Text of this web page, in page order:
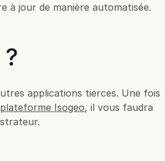
à jour de manière automatisée.
applications tierces. Une fois
plateforme Isogeo, il vous faudra